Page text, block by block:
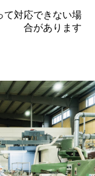
対応できない場
合があります